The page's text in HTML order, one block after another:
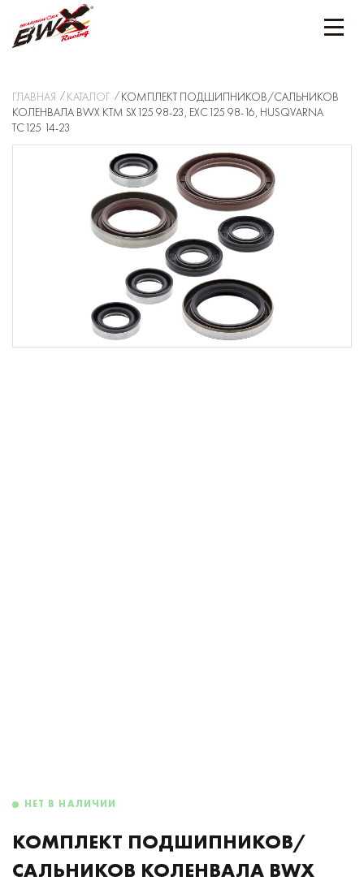
ГЛАВНАЯ КАТАЛОГ
КОМПЛЕКТ ПОДШИПНИКОВ/САЛЬНИКОВ
КОЛЕНВАЛА BWX KTM SX125 98-23, EXC125 98-16, HUSQVARNA
TC125 14-23
НЕТ В НАЛИЧИИ
КОМПЛЕКТ ПОДШИПНИКОВ/
САЛЬНИКОВ КОЛЕНВАЛА BWX